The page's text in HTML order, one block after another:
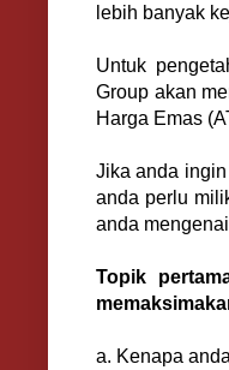
lebih banyak
Untuk
Group akan
Harga Emas
Jika anda
anda perlu
anda
Topik
a. Kenapa